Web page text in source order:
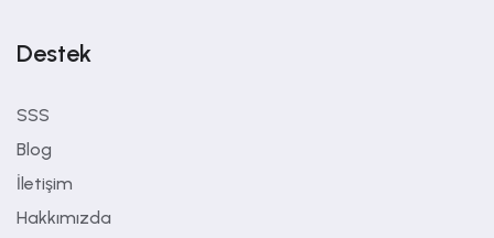
Destek
SSS
Blog
İletişim
Hakkımızda